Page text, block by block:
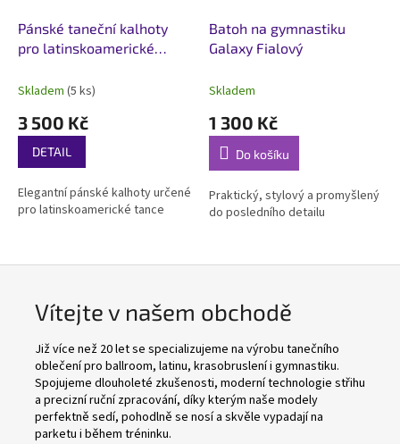
Pánské taneční kalhoty
pro latinskoamerické
Skladem (5 ks)
3 500 Kč
DETAIL
Elegantní pánské kalhoty určené
pro latinskoamerické tance
Batoh na gymnastiku
Galaxy Fialový
Skladem
1 300 Kč
Do košíku
Praktický, stylový a promyšlený
do posledního detailu
Vítejte v našem obchodě
Již více než 20 let se specializujeme na výrobu tanečního
oblečení pro ballroom, latinu, krasobruslení i gymnastiku.
Spojujeme dlouholeté zkušenosti, moderní technologie střihu
a precizní ruční zpracování, díky kterým naše modely
perfektně sedí, pohodlně se nosí a skvěle vypadají na
parketu i během tréninku.